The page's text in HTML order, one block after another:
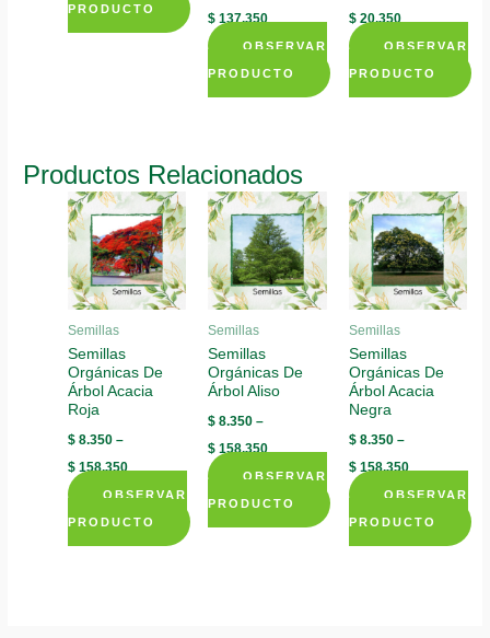
PRODUCTO
This
The
options
may
chosen
on
the
product
page
$ 137.350
OBSERVAR
PRODUCTO
This
multiple
variants.
The
options
may
chosen
on
the
product
page
$20.350
OBSERVAR
PRODUCTO
This
variants.
The
options
may
chosen
on
the
Productos Relacionados
Semillas
Semillas
Orgánicas De
Árbol Acacia
Roja
$ 8.350 –
$ 158.350
OBSERVAR
PRODUCTO
This
Semillas
Semillas
Orgánicas De
Árbol Aliso
$ 8.350 –
$ 158.350
OBSERVAR
PRODUCTO
This
Semillas
Semillas
Orgánicas De
Árbol Acacia
Negra
$8.350–
$158.350
OBSERVAR
PRODUCTO
This